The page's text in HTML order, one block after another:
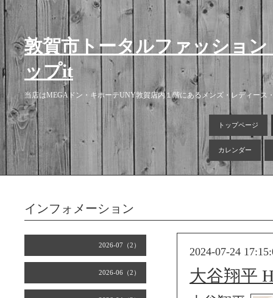
敦賀市トータルファッショ
ップit
当店はMEGAドン・キホーテUNY敦賀店内１階にあるメンズ・レディー
トップページ
カレンダー
2026-07（2）
2026-06（2）
インフォメーション
2024-07-24
大谷翔平